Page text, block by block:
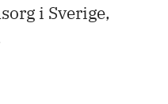
i Sverige,